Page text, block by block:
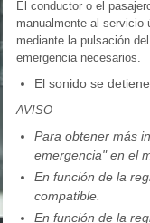
El conductor o el
manualmente al servicio
mediante la pulsación
emergencia necesarios.
El sonido se
AVISO
Para obtener más
emergencia" en el
En función de la
compatible.
En función de la